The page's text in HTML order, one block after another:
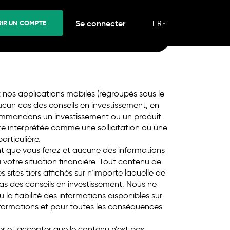
UN COMPTE Se connecter FR
COMPTE
implique des risques forts de perte. *
.
applications mobiles (regroupés sous le
cas des conseils en investissement, en
un investissement ou un produit
interprétée comme une sollicitation ou une
que vous ferez et aucune des informations
votre situation financière. Tout contenu de
sites tiers affichés sur n’importe laquelle de
des conseils en investissement. Nous ne
fiabilité des informations disponibles sur
et pour toutes les conséquences